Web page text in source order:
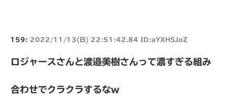
159: 2022/11/13(日) 22:51:42.84 ID:aYXHSJoZ
ロジャースさんと渡邉美樹さんって濃すぎる組み
合わせでクラクラするなw